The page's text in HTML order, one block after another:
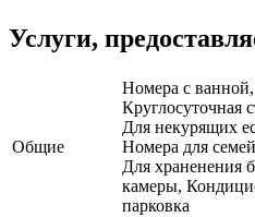
Услуги,
Общие
Номера с ванной,
Круглосуточная
Для некурящих
Номера для
Для храненения
камеры,
парковка